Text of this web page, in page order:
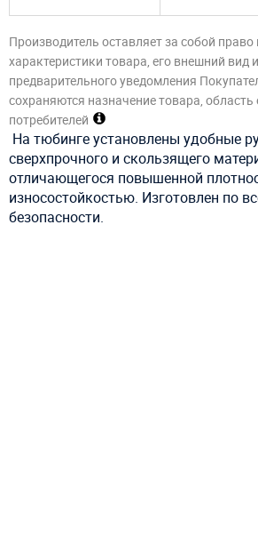
Производитель оставляет за собой право
характеристики товара, его внешний вид
предварительного уведомления
сохраняются назначение товара, область
потребителей
На тюбинге установлены удобные
сверхпрочного и скользящего
отличающегося повышенной
износостойкостью. Изготовлен по
безопасности.